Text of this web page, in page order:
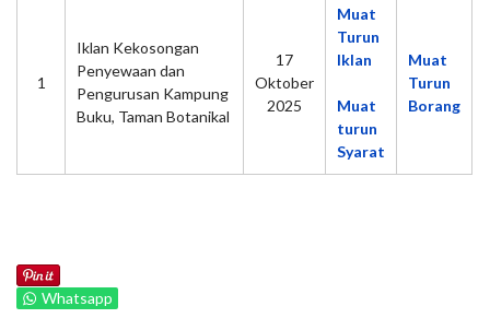
1
Iklan Kekosongan
Penyewaan dan
Pengurusan Kampung
Buku, Taman Botanikal
17
Oktober
2025
Muat
Turun
Iklan
Muat
turun
Syarat
Muat
Turun
Borang
Whatsapp